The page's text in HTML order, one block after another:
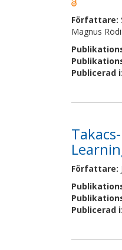
Författare:
Magnus
Publicerad i:
Författare:
Publicerad i: